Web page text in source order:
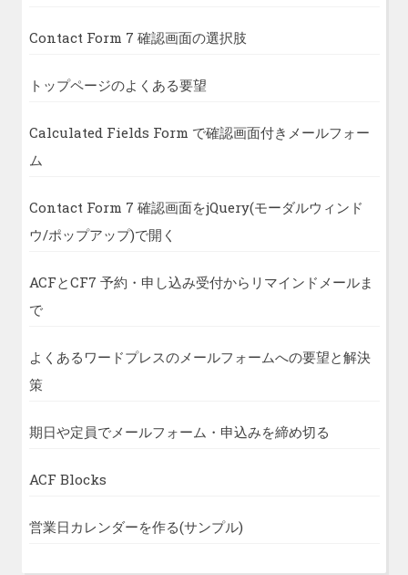
Contact Form 7 確認画面の選択肢
トップページのよくある要望
Calculated Fields Form で確認画面付きメールフォー
ム
Contact Form 7 確認画面をjQuery(モーダルウィンド
ウ/ポップアップ)で開く
ACFとCF7 予約・申し込み受付からリマインドメールま
で
よくあるワードプレスのメールフォームへの要望と解決
策
期日や定員でメールフォーム・申込みを締め切る
ACF Blocks
営業日カレンダーを作る(サンプル)